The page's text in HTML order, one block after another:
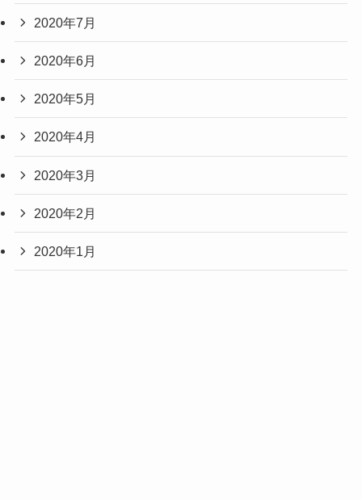
2020年7月
2020年6月
2020年5月
2020年4月
2020年3月
2020年2月
2020年1月